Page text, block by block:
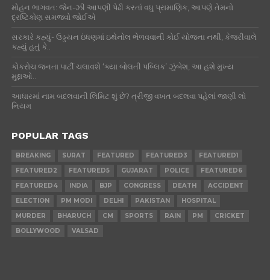
મોહન ભાગવત: જેન-ઝી આપણી પેઢી કરતાં વધુ પ્રામાણિક, આપણે તેમનો
દ્રષ્ટિકોણ સમજવો જોઈએ
સરકારે કહ્યું- ઉડ્ડયન ઇંધણમાં ઇથેનોલ ભેળવવાની કોઈ યોજના નથી, કેજરીવાલે
કહ્યું હતું કે..
કોકરોચ જનતા પાર્ટી ચલાવશે ‘ક્યા બોલતી પબ્લિક’ ઝુંબેશ, આ હશે મુખ્ય
મુદ્દાઓ..
આધારમાં નામ બદલવાની લિમિટ શું છે? ત્રીજી વખત બદલવા પહેલાં જાણી લો
નિયમ
POPULAR TAGS
BREAKING SURAT FEATURED FEATURED3
FEATURED1
FEATURED2
FEATURED5 GUJARAT POLICE
FEATURED6
FEATURED4
INDIA BJP CONGRESS DEATH
ACCIDENT
ELECTION
PM MODI DELHI PAKISTAN
HOSPITAL
MURDER
BHARUCH CM SPORTS RAIN PM
CRICKET
BOLLYWOOD
VALSAD